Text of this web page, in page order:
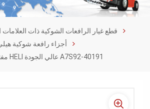
قطع غيار الرافعات الشوكية ذات العلامات
أجزاء رافعة شوكية
مفتاح تركيبة HELI عالي الجودة A7S92-40191